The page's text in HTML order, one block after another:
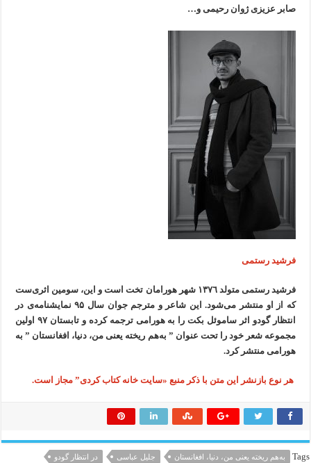
صابر عزیزی ژوان رحیمی و…
فرشید رستمی
فرشید رستمی متولد ۱۳۷٦ شهر هورامان تخت است و این، سومین اثری‌ست
که از او منتشر می‌شود. این شاعر و مترجم جوان سال ۹۵ نمایشنامه‌ی در
انتظار گودو اثر ساموئل بکت را به هورامی ترجمه کرده و تابستان ۹۷ اولین
مجموعه شعر خود را تحت عنوان ” بە‌هم ریخته یعنی من، دنیا، افغانستان ” به
هورامی منتشر کرد.
هر نوع بازنشر این متن با ذکر منبع «سایت خانه کتاب کردی” مجاز است.
Tags بە‌هم ریخته یعنی من، دنیا، افغانستان جلیل عباسی
در انتظار گودو